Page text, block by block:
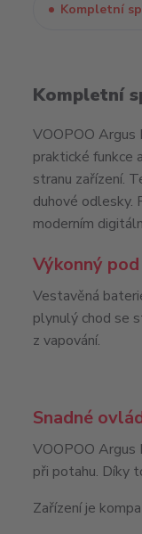
Kompletní
Kompletní
VOOPOO Argus
praktické funkce
stranu zařízení.
duhové odlesky.
moderním
Výkonný
Vestavěná
plynulý chod se
z vapování.
Snadné
VOOPOO Argus
při potahu. Díky
Zařízení je